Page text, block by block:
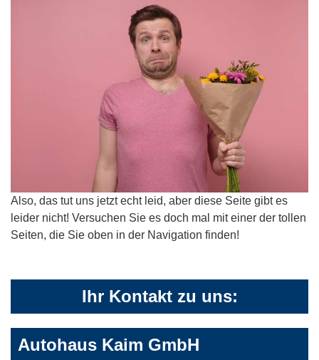
Also, das tut uns jetzt echt leid, aber diese Seite gibt es
leider nicht! Versuchen Sie es doch mal mit einer der tollen
Seiten, die Sie oben in der Navigation finden!
Ihr Kontakt zu uns:
Autohaus Kaim GmbH